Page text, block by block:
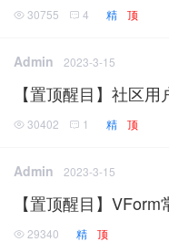
30755 4 精 顶
Admin 2023-3-15
【置顶醒目】社区
30402 1 精 顶
Admin 2023-3-15
【置顶醒目】
29340 精 顶